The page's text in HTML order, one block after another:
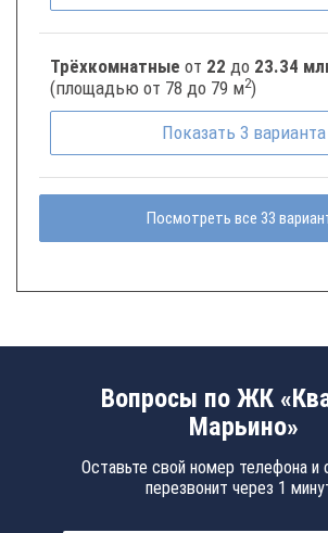
Трёхкомнатные от 22 до 23.34
(площадью от 78 до 79 м2)
Показать 3 варианта
Посмотреть все 33
Вопросы по ЖК
Марьино»
Оставьте свой номер телефона и
перезвонит через 1